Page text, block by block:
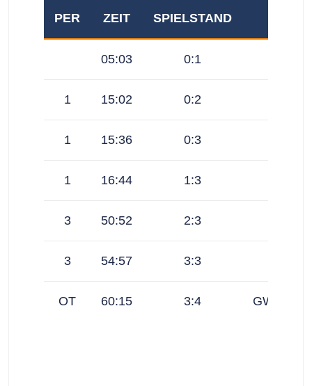
PER ZEIT SPIELSTAND
05:03 0:1
1 15:02 0:2
1 15:36 0:3
1 16:44 1:3
3 50:52 2:3
3 54:57 3:3
OT 60:15 3:4 GWG